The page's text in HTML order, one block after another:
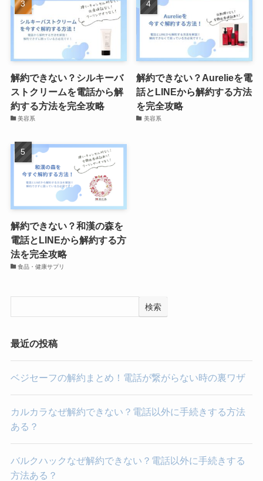
解約できない？シルキーバ
ストクリームを電話から解
約する方法を完全攻略
美容系
解約できない？Aurelieを電
話とLINEから解約する方法
を完全攻略
美容系
解約できない？和漢の森を
電話とLINEから解約する方
法を完全攻略
食品・健康サプリ
検索
最近の投稿
ベジセーフの解約まとめ！電話が繋がらない時の裏ワザ
カルカラなぜ解約できない？電話以外に手続きする方法
ある？
バルクハックなぜ解約できない？電話以外に手続きする
方法ある？